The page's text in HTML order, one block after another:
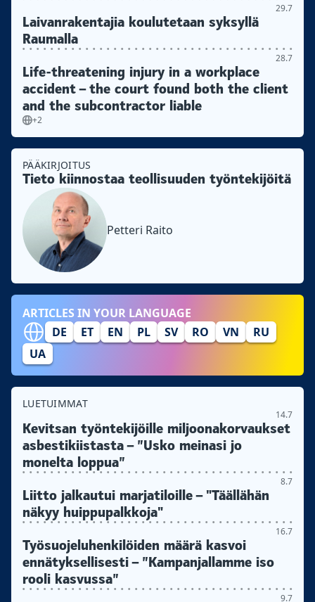
29.7
Laivanrakentajia koulutetaan syksyllä
Raumalla
28.7
Life-threatening injury in a workplace
accident – the court found both the client
and the subcontractor liable
+2
PÄÄKIRJOITUS
Tieto kiinnostaa teollisuuden työntekijöitä
Petteri Raito
ARTICLES IN YOUR LANGUAGE
DE
ET EN PL SV RO VN
RU
UA
LUETUIMMAT
14.7
Kevitsan työntekijöille miljoonakorvaukset
asbestikiistasta – ”Usko meinasi jo
monelta loppua”
8.7
Liitto jalkautui marjatiloille – "Täällähän
näkyy huippupalkkoja"
16.7
Työsuojeluhenkilöiden määrä kasvoi
ennätyksellisesti – ”Kampanjallamme iso
rooli kasvussa”
9.7